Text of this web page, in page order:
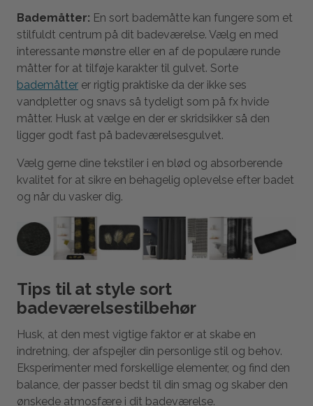
Bademåtter: En sort bademåtte kan fungere som et
stilfuldt centrum på dit badeværelse. Vælg en med
interessante mønstre eller en af de populære runde
måtter for at tilføje karakter til gulvet. Sorte
bademåtter er rigtig praktiske da der ikke ses
vandpletter og snavs så tydeligt som på fx hvide
måtter. Husk at vælge en der er skridsikker så den
ligger godt fast på badeværelsesgulvet.
Vælg gerne dine tekstiler i en blød og absorberende
kvalitet for at sikre en behagelig oplevelse efter badet
og når du vasker dig.
Tips til at style sort
badeværelsestilbehør
Husk, at den mest vigtige faktor er at skabe en
indretning, der afspejler din personlige stil og behov.
Eksperimenter med forskellige elementer, og find den
balance, der passer bedst til din smag og skaber den
ønskede atmosfære i dit badeværelse.